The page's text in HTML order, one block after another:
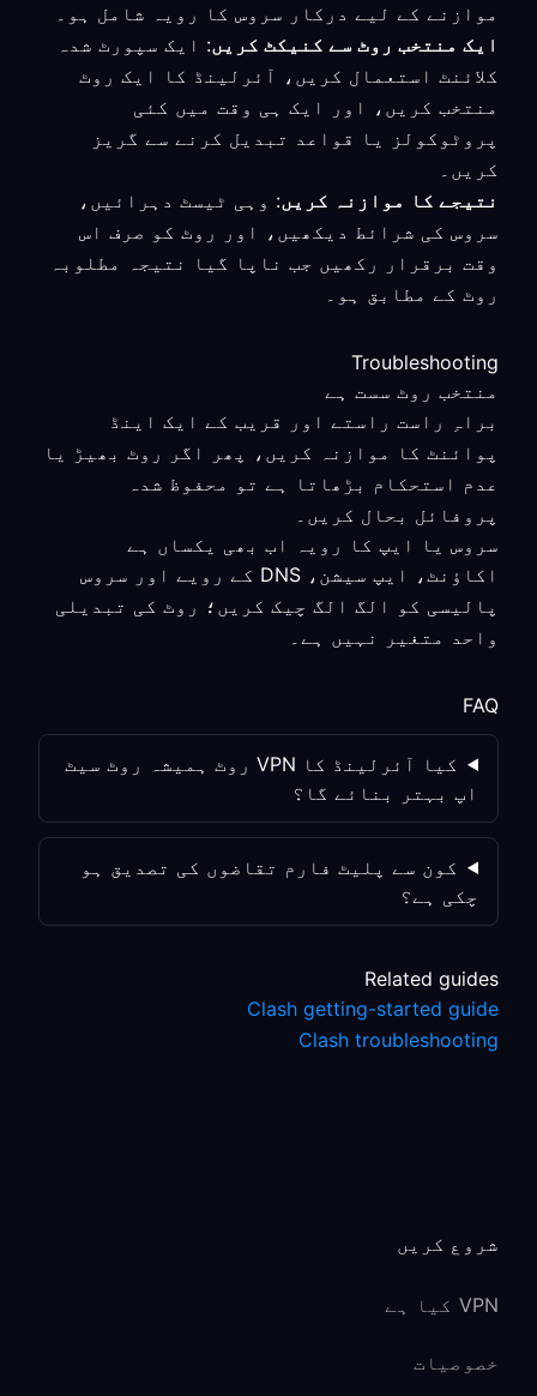
موازنے کے لیے درکار سروس کا رویہ شامل ہو۔
ایک منتخب روٹ سے کنیکٹ کریں: ایک سپورٹ شدہ
کلائنٹ استعمال کریں، آئرلینڈ کا ایک روٹ
منتخب کریں، اور ایک ہی وقت میں کئی
پروٹوکولز یا قواعد تبدیل کرنے سے گریز
کریں۔
نتیجے کا موازنہ کریں: وہی ٹیسٹ دہرائیں،
سروس کی شرائط دیکھیں، اور روٹ کو صرف اس
وقت برقرار رکھیں جب ناپا گیا نتیجہ مطلوبہ
روٹ کے مطابق ہو۔
Troubleshooting
منتخب روٹ سست ہے
براہِ راست راستے اور قریب کے ایک اینڈ
پوائنٹ کا موازنہ کریں، پھر اگر روٹ بھیڑ یا
عدم استحکام بڑھاتا ہے تو محفوظ شدہ
پروفائل بحال کریں۔
سروس یا ایپ کا رویہ اب بھی یکساں ہے
اکاؤنٹ، ایپ سیشن، DNS کے رویے اور سروس
پالیسی کو الگ الگ چیک کریں؛ روٹ کی تبدیلی
واحد متغیر نہیں ہے۔
FAQ
کیا آئرلینڈ کا VPN روٹ ہمیشہ روٹ سیٹ
اپ بہتر بنائے گا؟
کون سے پلیٹ فارم تقاضوں کی تصدیق ہو
چکی ہے؟
Related guides
Clash getting-started guide
Clash troubleshooting
شروع کریں
VPN کیا ہے
خصوصیات